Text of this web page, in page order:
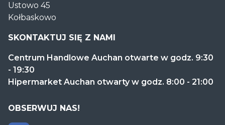
Handlowe
Auchan
Kołbaskowo
Ustowo 45
Kołbaskowo
SKONTAKTUJ SIĘ Z NAMI
Centrum Handlowe Auchan otwarte w godz. 9:30
- 19:30
Hipermarket Auchan otwarty w godz. 8:00 - 21:00
OBSERWUJ NAS!